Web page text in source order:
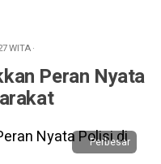
WITA·
Peran Nyata
Perbesar